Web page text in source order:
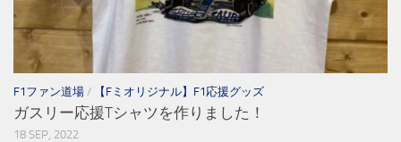
F1ファン道場 / 【Fミオリジナル】F1応援グッズ
ガスリー応援Tシャツを作りました！
18 SEP, 2022